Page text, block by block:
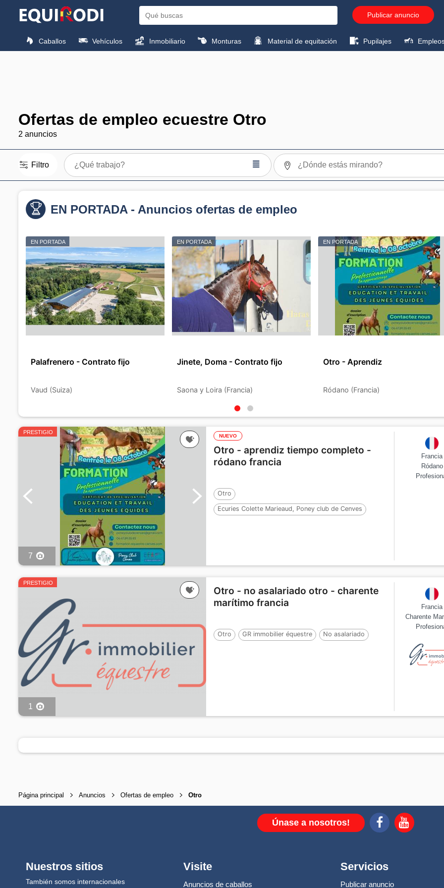
Publicar anuncio
Caballos Vehículos Inmobiliario Monturas Material de equitación Pupilajes
Ofertas de empleo ecuestre Otro
2 anuncios
Filtro ¿Qué trabajo? ≣
EN PORTADA - Anuncios ofertas de empleo
EN PORTADA
Palafrenero - Contrato fijo
Vaud (Suiza)
EN PORTADA
Jinete, Doma - Contrato fijo
Saona y Loira (Francia)
EN PORTADA
Otro - Aprendiz
Ródano (Francia)
PRESTIGIO
7
NUEVO
Otro - aprendiz tiempo completo -
ródano francia
Otro
Ecuries Colette Marieaud, Poney club de Cenves
Francia
Ródano
PRESTIGIO
1
Otro - no asalariado otro - charente
marítimo francia
Otro GR immobilier équestre No asalariado
Francia
Charente
Página principal Anuncios Ofertas de empleo Otro
Únase a nosotros!
Nuestros sitios
También somos internacionales
Visite
Anuncios de caballos
Servicios
Publicar anuncio